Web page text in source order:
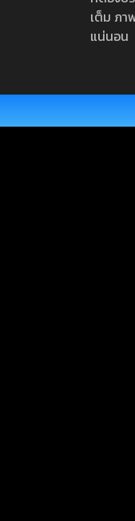
เต็ม ภา
แน่นอน